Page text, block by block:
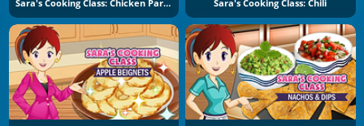
Sara's Cooking Class: Chicken Parmesan Sara's Cooking Class: Chili